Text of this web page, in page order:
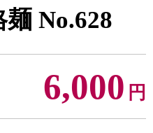
No.628
6,000 円